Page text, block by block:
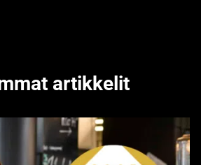
artikkelit